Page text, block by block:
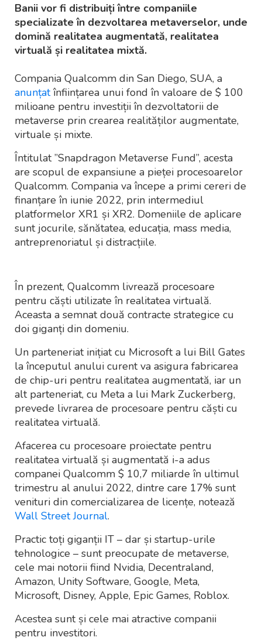
Banii vor fi distribuiți între companiile
specializate în dezvoltarea metaverselor, unde
domină realitatea augmentată, realitatea
virtuală și realitatea mixtă.
Compania Qualcomm din San Diego, SUA, a
anunțatînființarea unui fond în valoare de $ 100
milioane pentru investiții în dezvoltatorii de
metaverse prin crearea realităților augmentate,
virtuale și mixte.
Întitulat ”Snapdragon Metaverse Fund”, acesta
are scopul de expansiune a pieței procesoarelor
Qualcomm. Compania va începe a primi cereri de
finanțare în iunie 2022, prin intermediul
platformelor XR1 și XR2. Domeniile de aplicare
sunt jocurile, sănătatea, educația, mass media,
antreprenoriatul și distracțiile.
În prezent, Qualcomm livrează procesoare
pentru căști utilizate în realitatea virtuală.
Aceasta a semnat două contracte strategice cu
doi giganți din domeniu.
Un parteneriat inițiat cu Microsoft a lui Bill Gates
la începutul anului curent va asigura fabricarea
de chip-uri pentru realitatea augmentată, iar un
alt parteneriat, cu Meta a lui Mark Zuckerberg,
prevede livrarea de procesoare pentru căști cu
realitatea virtuală.
Afacerea cu procesoare proiectate pentru
realitatea virtuală și augmentată i-a adus
companei Qualcomm $ 10,7 miliarde în ultimul
trimestru al anului 2022, dintre care 17% sunt
venituri din comercializarea de licențe, notează
Wall Street Journal.
Practic toți giganții IT – dar și startup-urile
tehnologice – sunt preocupate de metaverse,
cele mai notorii fiind Nvidia, Decentraland,
Amazon, Unity Software, Google, Meta,
Microsoft, Disney, Apple, Epic Games, Roblox.
Acestea sunt și cele mai atractive companii
pentru investitori.